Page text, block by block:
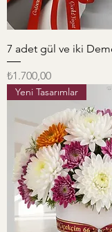
7 adet gül ve iki
Fiyat
₺1.700,00
Yeni Tasarımlar